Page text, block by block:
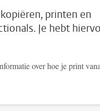
printen en
Je hebt
over hoe je print